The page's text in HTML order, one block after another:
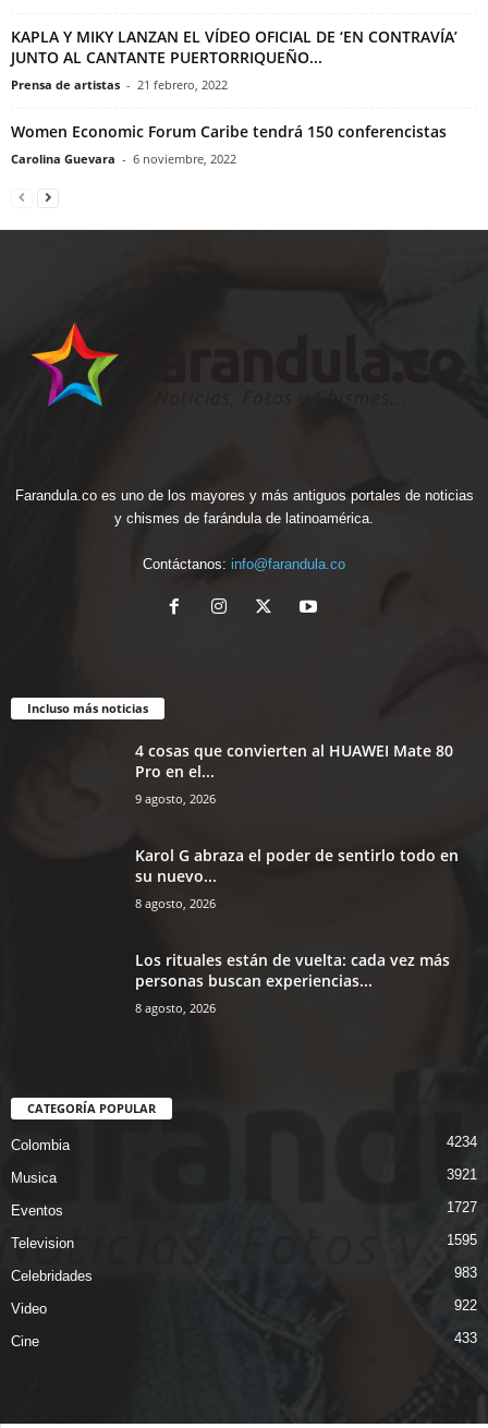
KAPLA Y MIKY LANZAN EL VÍDEO OFICIAL DE ‘EN CONTRAVÍA’
JUNTO AL CANTANTE PUERTORRIQUEÑO...
Prensa de artistas - 21 febrero, 2022
Women Economic Forum Caribe tendrá 150 conferencistas
Carolina Guevara - 6 noviembre, 2022
Farandula.co es uno de los mayores y más antiguos portales de noticias
y chismes de farándula de latinoamérica.
Contáctanos: info@farandula.co
Incluso más noticias
4 cosas que convierten al HUAWEI Mate 80
Pro en el...
9 agosto, 2026
Karol G abraza el poder de sentirlo todo en
su nuevo...
8 agosto, 2026
Los rituales están de vuelta: cada vez más
personas buscan experiencias...
8 agosto, 2026
CATEGORÍA POPULAR
Colombia 4234
Musica 3921
Eventos 1727
Television 1595
Celebridades 983
Video 922
Cine 433